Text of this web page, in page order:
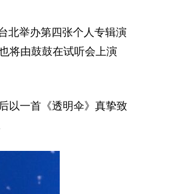
北举办第四张个人专辑演
将由鼓鼓在试听会上演
以一首《透明伞》真挚致